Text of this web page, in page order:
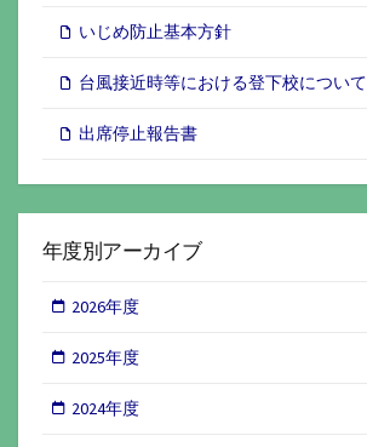
いじめ防止基本方針
台風接近時等における登下校について
出席停止報告書
年度別アーカイブ
2026年度
2025年度
2024年度